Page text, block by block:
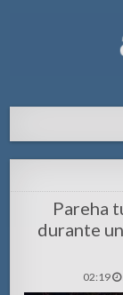
Pareha
durante
02:19